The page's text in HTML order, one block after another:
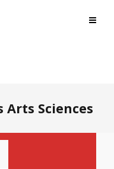
Sciences